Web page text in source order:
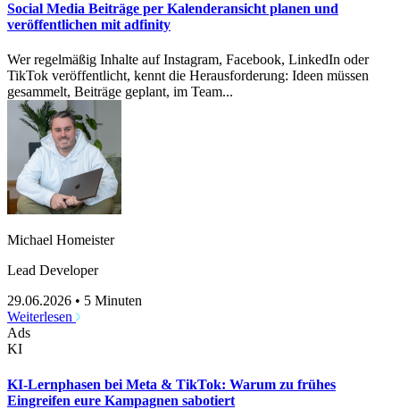
Social Media Beiträge per Kalenderansicht planen und
veröffentlichen mit adfinity
Wer regelmäßig Inhalte auf Instagram, Facebook, LinkedIn oder
TikTok veröffentlicht, kennt die Herausforderung: Ideen müssen
gesammelt, Beiträge geplant, im Team...
Michael Homeister
Lead Developer
29.06.2026 • 5 Minuten
Weiterlesen
Ads
KI
KI-Lernphasen bei Meta & TikTok: Warum zu frühes
Eingreifen eure Kampagnen sabotiert